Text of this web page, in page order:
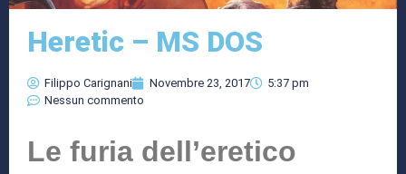
Heretic – MS DOS
Filippo Carignani Novembre 23, 2017
5:37 pm
Nessun commento
Le furia dell’eretico